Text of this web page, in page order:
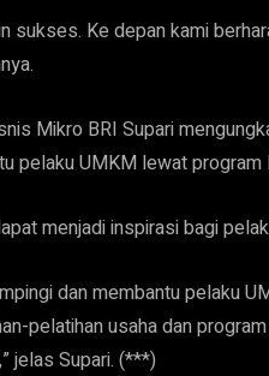
sukses. Ke depan kami
Mikro BRI Supari
pelaku UMKM lewat program
menjadi inspirasi bagi
dan membantu pelaku
pelatihan usaha dan
jelas Supari. (***)